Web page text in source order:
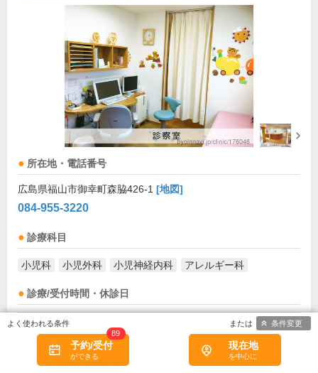
所在地・電話番号
広島県福山市御幸町森脇426-1 [地図]
084-955-3220
診療科目
小児科 小児外科 小児神経内科 アレルギー科
診療/受付時間・休診日
外来受付時間 土 日 祝
8:30～12:00 ●
お盆(8月中旬)は休診・休業の場合があります。来院前
に必ず医療機関に直接ご確認ください。
予約/受付
89
現在地
条件変更